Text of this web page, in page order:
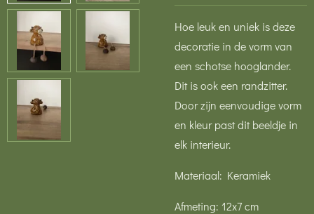
Hoe leuk en uniek is deze
decoratie in de vorm van
een schotse hooglander.
Dit is ook een randzitter.
Door zijn eenvoudige vorm
en kleur past dit beeldje in
elk interieur.
Materiaal: Keramiek
Afmeting: 12x7 cm